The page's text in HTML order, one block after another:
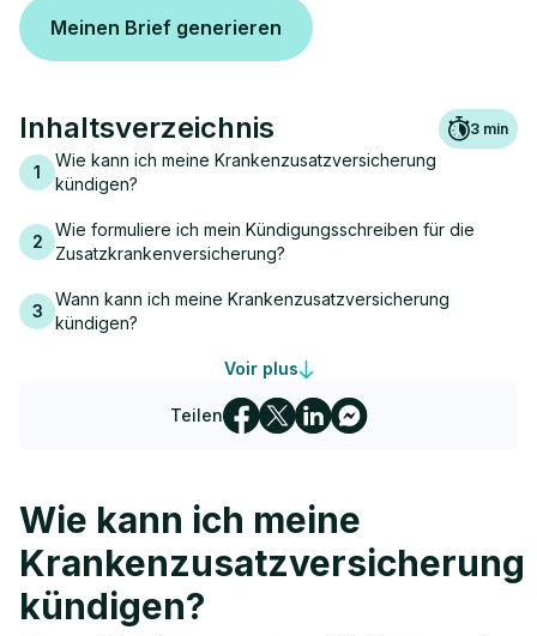
Meinen Brief generieren
Inhaltsverzeichnis 3 min
1
Wie kann ich meine Krankenzusatzversicherung
kündigen?
2
Wie formuliere ich mein Kündigungsschreiben für die
Zusatzkrankenversicherung?
3
Wann kann ich meine Krankenzusatzversicherung
kündigen?
Aus welchen Gründen kann ich meine Zusatzversicherung
Ihre Zusatzversicherung kündigen, ohne zu riskieren,
6
Was muss ich wissen, bevor ich meine
Zusatzversicherung kündigen kann?
Voir plus
Teilen
Wie kann ich meine
Krankenzusatzversicherung
kündigen?